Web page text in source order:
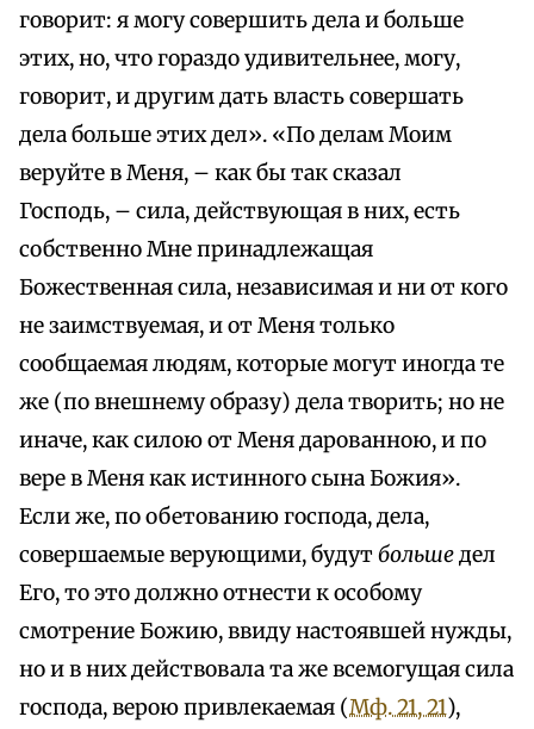
говорит: я могу совершить дела и больше
этих, но, что гораздо удивительнее, могу,
говорит, и другим дать власть совершать
дела больше этих дел». «По делам Моим
веруйте в Меня, – как бы так сказал
Господь, – сила, действующая в них, есть
собственно Мне принадлежащая
Божественная сила, независимая и ни от кого
не заимствуемая, и от Меня только
сообщаемая людям, которые могут иногда те
же (по внешнему образу) дела творить; но не
иначе, как силою от Меня дарованною, и по
вере в Меня как истинного сына Божия».
Если же, по обетованию господа, дела,
совершаемые верующими, будутбольшедел
Его, то это должно отнести к особому
смотрение Божию, ввиду настоявшей нужды,
но и в них действовала та же всемогущая сила
господа, верою привлекаемая (Мф. 21, 21),